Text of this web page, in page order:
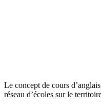
Le concept de cours
réseau d’écoles sur le